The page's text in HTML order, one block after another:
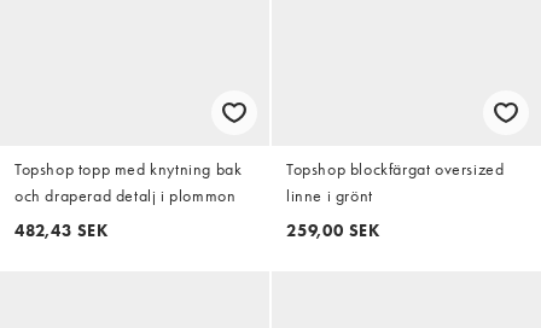
Topshop topp med knytning bak
och draperad detalj i plommon
482,43 SEK
Topshop blockfärgat oversized
linne i grönt
259,00 SEK